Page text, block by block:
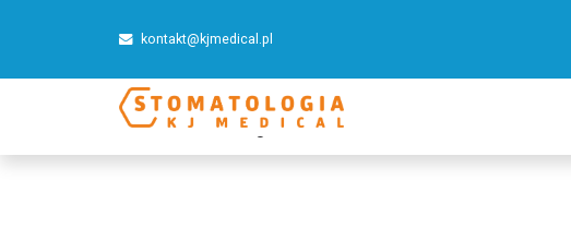
kontakt@kjmedical.pl
Home / Usługi